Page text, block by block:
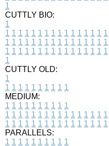
1
CUTTLY BIO:
1
1 1 1 1 1 1 1 1 1 1 1 1 1 1 1 1
1 1 1 1 1 1 1 1 1 1 1 1 1 1 1 1
1 1 1 1 1 1 1 1 1 1 1 1 1 1 1 1
1
CUTTLY OLD:
1
1 1 1 1 1 1 1 1 1 1
MEDIUM:
1 1 1 1 1 1 1 1 1 1
1 1 1 1 1 1 1 1 1 1 1 1 1 1 1 1
1 1 1 1 1 1 1 1 1 1 1 1 1 1 1 1
PARALLELS:
1 1 1 1 1 1 1 1 1 1